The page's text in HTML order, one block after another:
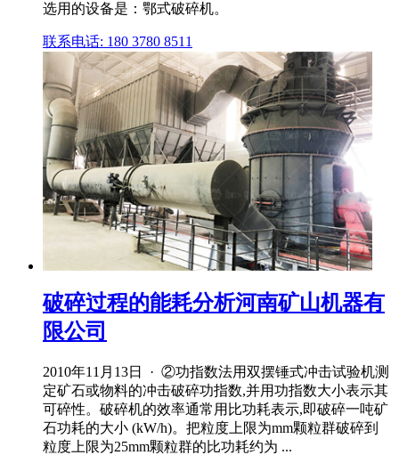
选用的设备是：鄂式破碎机。
联系电话: 180 3780 8511
破碎过程的能耗分析河南矿山机器有
限公司
2010年11月13日 · ②功指数法用双摆锤式冲击试验机测
定矿石或物料的冲击破碎功指数,并用功指数大小表示其
可碎性。破碎机的效率通常用比功耗表示,即破碎一吨矿
石功耗的大小 (kW/h)。把粒度上限为mm颗粒群破碎到
粒度上限为25mm颗粒群的比功耗约为 ...